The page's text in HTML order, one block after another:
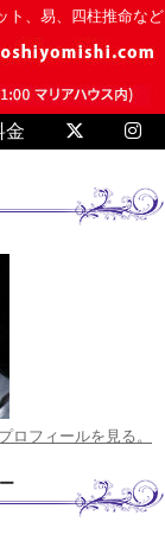
ト、易、四柱推命など
金
ロフィールを見る。